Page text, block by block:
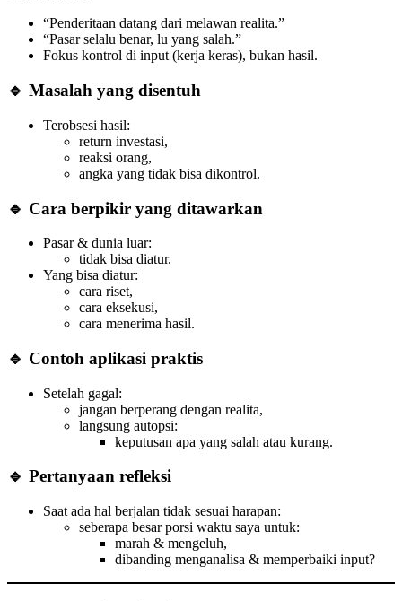
“Penderitaan datang dari melawan realita.”
“Pasar selalu benar, lu yang salah.”
Fokus kontrol di input (kerja keras), bukan hasil.
🔹 Masalah yang disentuh
Terobsesi hasil:
return investasi,
reaksi orang,
angka yang tidak bisa dikontrol.
🔹 Cara berpikir yang ditawarkan
Pasar & dunia luar:
tidak bisa diatur.
Yang bisa diatur:
cara riset,
cara eksekusi,
cara menerima hasil.
🔹 Contoh aplikasi praktis
Setelah gagal:
jangan berperang dengan realita,
langsung autopsi:
keputusan apa yang salah atau kurang.
🔹 Pertanyaan refleksi
Saat ada hal berjalan tidak sesuai harapan:
seberapa besar porsi waktu saya untuk:
marah & mengeluh,
dibanding menganalisa & memperbaiki input?